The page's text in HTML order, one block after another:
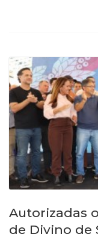
Autorizadas
de Divino de